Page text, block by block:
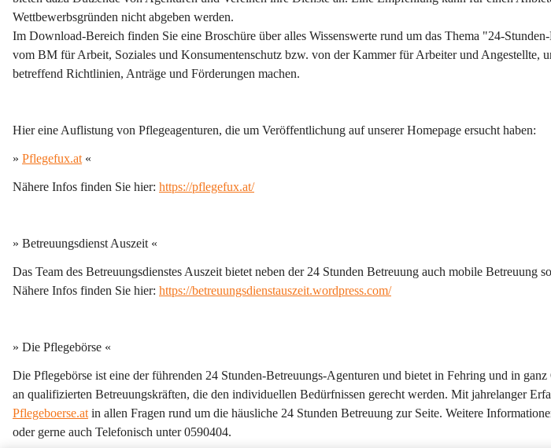
Wettbewerbsgründen nicht abgeben werden.
Im Download-Bereich finden Sie eine Broschüre über alles Wissenswerte rund um das Thema "24-
vom BM für Arbeit, Soziales und Konsumentenschutz bzw. von der Kammer für Arbeiter und Angestellte,
betreffend Richtlinien, Anträge und Förderungen machen.
Hier eine Auflistung von Pflegeagenturen, die um Veröffentlichung auf unserer Homepage ersucht haben:
» Pflegefux.at «
Nähere Infos finden Sie hier: https://pflegefux.at/
» Betreuungsdienst Auszeit «
Das Team des Betreuungsdienstes Auszeit bietet neben der 24 Stunden Betreuung auch mobile Betreuung
Nähere Infos finden Sie hier: https://betreuungsdienstauszeit.wordpress.com/
» Die Pflegebörse «
Die Pflegebörse ist eine der führenden 24 Stunden-Betreuungs-Agenturen und bietet in Fehring und in
an qualifizierten Betreuungskräften, die den individuellen Bedürfnissen gerecht werden. Mit jahrelanger
Pflegeboerse.at in allen Fragen rund um die häusliche 24 Stunden Betreuung zur Seite. Weitere
oder gerne auch Telefonisch unter 0590404.